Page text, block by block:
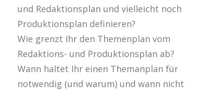
und Redaktionsplan und vielleicht noch
Produktionsplan definieren?
Wie grenzt Ihr den Themenplan vom
Redaktions- und Produktionsplan ab?
Wann haltet Ihr einen Themanplan für
notwendig (und warum) und wann nicht